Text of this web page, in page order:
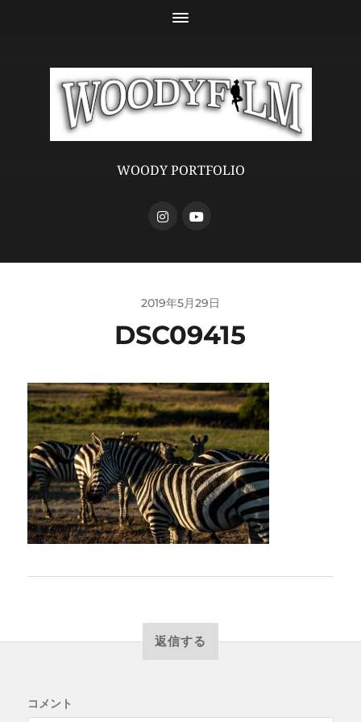
WOODY PORTFOLIO
2019年5月29日
DSC09415
返信する
コメント